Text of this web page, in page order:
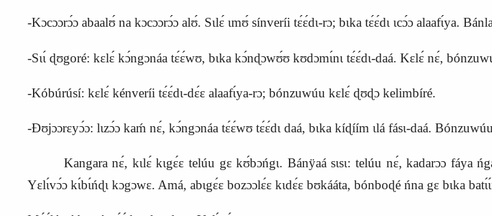
-Kɔcɔɔrɔ́ɔ abaalʊ́ na kɔcɔɔrɔ́ɔ alʊ́. Sɩlɛ́ ɩmʊ́ sínveríi tɛ́ɛ́dɩ-rɔ; bɩka tɛ́ɛ́dɩ ɩcɔ́ɔ alaafɩ́ya.
-Sɩɩ́ ɖʊgoré: kɛlɛ́ kɔ́ngɔnáa tɛ́ɛ́wʊ, bɩka kɔ́nɖɔwʊ́ʊ kʊdɔmɩ́nɩ tɛ́ɛ́dɩ-daá. Kɛlɛ́ nɛ́,
-Kóbúrúsí: kɛlɛ́ kénveríi tɛ́ɛ́dɩ-dɛ́ɛ alaafɩ́ya-rɔ; bónzuwúu kɛlɛ́ ɖʊɖɔ kelimbíré.
-Ɖʊjɔɔrɛyɔ́ɔ: lɩzɔ́ɔ kaḿ nɛ́, kɔ́ngɔnáa tɛ́ɛ́wʊ tɛ́ɛ́dɩ daá, bɩka kíɖíím ɩlá fásɩ-daá.
Kangara nɛ́, kɩlɛ́ kɩgɛ́ɛ telúu gɛ kʊ́bɔńgɩ. Bánÿaá sɩsɩ: telúu nɛ́, kadarɔɔ fáya
Yɛlɩ́vɔ́ɔ kɩ́bɩ́ńɖɩ kɔgɔwɛ. Amá, abɩgɛ́ɛ bozɔɔlɛ́ɛ kɩdɛ́ɛ bʊkááta, bónboɖé ńna gɛ bɩka